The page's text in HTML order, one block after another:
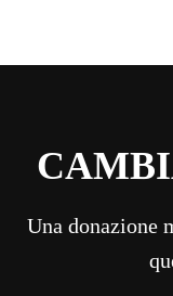
Una donazione